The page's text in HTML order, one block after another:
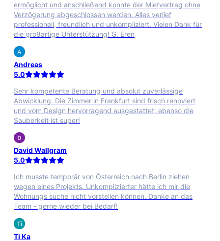
ermöglicht und anschließend konnte der Mietvertrag ohne
Verzögerung abgeschlossen werden. Alles verlief
professionell, freundlich und unkompliziert. Vielen Dank für
die großartige Unterstützung! G. Eren
Andreas
5.0
Sehr kompetente Beratung und absolut zuverlässige
Abwicklung. Die Zimmer in Frankfurt sind frisch renoviert
und vom Design hervorragend ausgestattet; ebenso die
Sauberkeit ist super!
David Wallgram
5.0
Ich musste temporär von Österreich nach Berlin ziehen
wegen eines Projekts. Unkomplizierter hätte ich mir die
Wohnungs suche nicht vorstellen können. Danke an das
Team - gerne wieder bei Bedarf!
Ti Ka